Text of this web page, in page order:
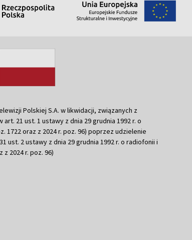
Polskiej S.A. w likwidacji, związanych z
21 ust. 1 ustawy z dnia 29 grudnia 1992 r. o
1722 oraz z 2024 r. poz. 96) poprzez udzielenie
ust. 2 ustawy z dnia 29 grudnia 1992 r. o radiofonii i
z 2024 r. poz. 96)